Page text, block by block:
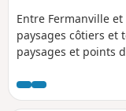
Entre Fermanville
paysages côtiers et
paysages et points
entre les deux ports